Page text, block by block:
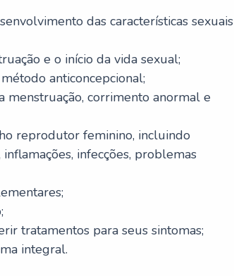
das características sexuais
e o início da vida sexual;
anticoncepcional;
menstruação, corrimento anormal e
reprodutor feminino, incluindo
infecções, problemas
tratamentos para seus sintomas;
integral.